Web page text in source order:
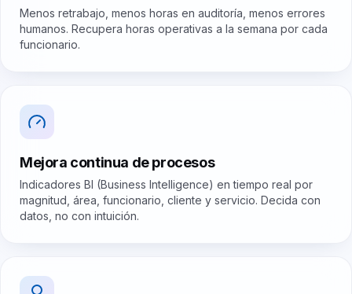
Menos retrabajo, menos horas en auditoría, menos errores
humanos. Recupera horas operativas a la semana por cada
funcionario.
Mejora continua de procesos
Indicadores BI (Business Intelligence) en tiempo real por
magnitud, área, funcionario, cliente y servicio. Decida con
datos, no con intuición.